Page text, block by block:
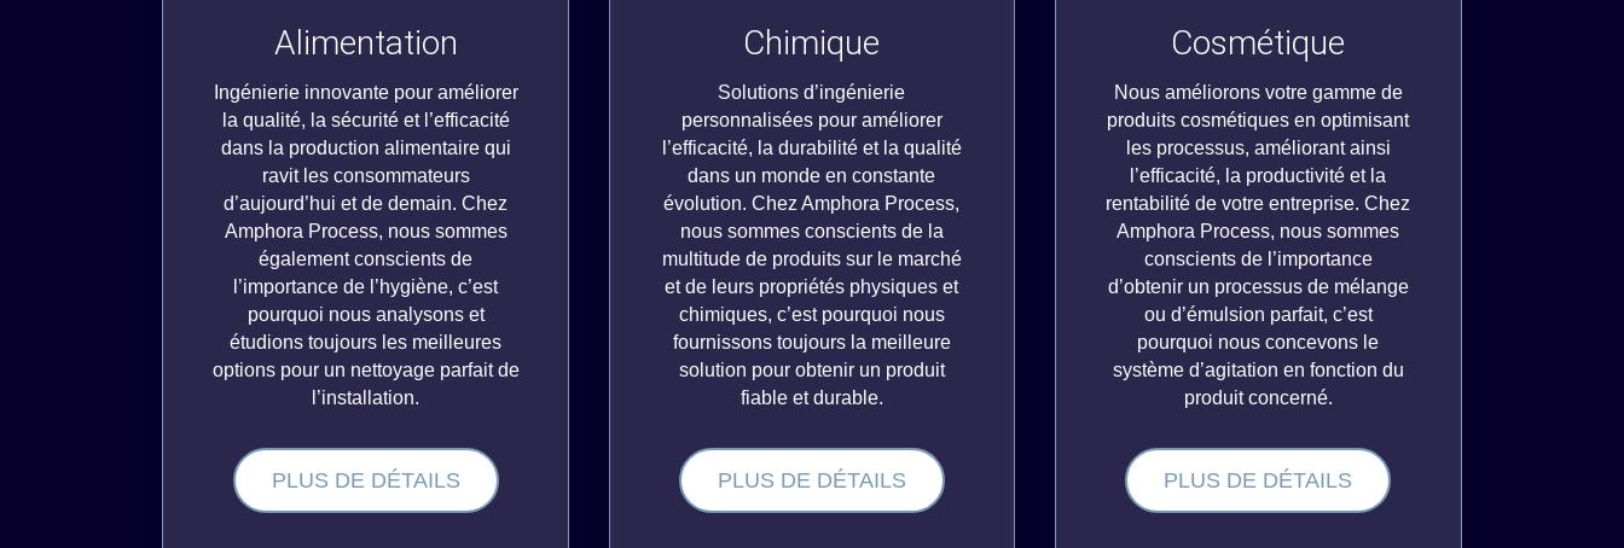
Alimentation
Ingénierie innovante pour améliorer
la qualité, la sécurité et l’efficacité
dans la production alimentaire qui
ravit les consommateurs
d’aujourd’hui et de demain. Chez
Amphora Process, nous sommes
également conscients de
l’importance de l’hygiène, c’est
pourquoi nous analysons et
étudions toujours les meilleures
options pour un nettoyage parfait de
l’installation.
PLUS DE DÉTAILS
Chimique
Solutions d’ingénierie
personnalisées pour améliorer
l’efficacité, la durabilité et la qualité
dans un monde en constante
évolution. Chez Amphora Process,
nous sommes conscients de la
multitude de produits sur le marché
et de leurs propriétés physiques et
chimiques, c’est pourquoi nous
fournissons toujours la meilleure
solution pour obtenir un produit
fiable et durable.
PLUS DE DÉTAILS
Cosmétique
Nous améliorons votre gamme de
produits cosmétiques en optimisant
les processus, améliorant ainsi
l’efficacité, la productivité et la
rentabilité de votre entreprise. Chez
Amphora Process, nous sommes
conscients de l’importance
d’obtenir un processus de mélange
ou d’émulsion parfait, c’est
pourquoi nous concevons le
système d’agitation en fonction du
produit concerné.
PLUS DE DÉTAILS